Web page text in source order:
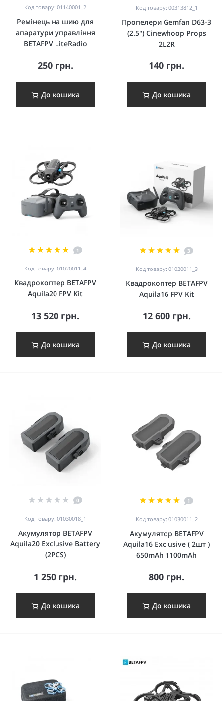
Код товару: 01140001_2
Ремінець на шию для
апаратури управління
BETAFPV LiteRadio
250 грн.
До кошика
Код товару: 00313812_1
Пропелери Gemfan D63-3
(2.5'') Cinewhoop Props
2L2R
140 грн.
До кошика
1
Код товару: 01020011_4
Квадрокоптер BETAFPV
Aquila20 FPV Kit
13 520 грн.
До кошика
3
Код товару: 01020011_3
Квадрокоптер BETAFPV
Aquila16 FPV Kit
12 600 грн.
До кошика
0
Код товару: 01030018_1
Акумулятор BETAFPV
Aquila20 Exclusive Battery
(2PCS)
1 250 грн.
До кошика
1
Код товару: 01030011_2
Акумулятор BETAFPV
Aquila16 Exclusive ( 2шт )
650mAh 1100mAh
800 грн.
До кошика